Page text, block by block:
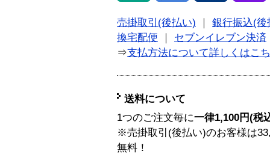
売掛取引(後払い) ｜ 銀行振込(後
換宅配便 ｜ セブンイレブン決済
⇒支払方法について詳しくはこ
送料について
1つのご注文毎に一律1,100円(税
※売掛取引(後払い)のお客様は
無料！